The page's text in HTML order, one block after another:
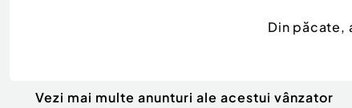
Din păcate,
Vezi mai multe anunturi ale acestui vânzator